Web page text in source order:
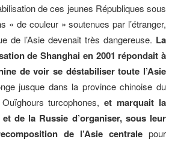
de ces jeunes Républiques sous
« de couleur » soutenues par l’étranger,
de l’Asie devenait très dangereuse. La
de Shanghai en 2001 répondait à
de voir se déstabiliser toute l’Asie
jusque dans la province chinoise du
turcophones,et marquait la
de la Russie d’organiser, sous leur
de l’Asie centrale pour